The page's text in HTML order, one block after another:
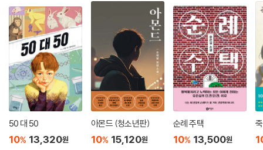
50 대 50
10% 13,320원
아몬드 (청소년판)
10% 15,120원
순례 주택
10% 13,500원